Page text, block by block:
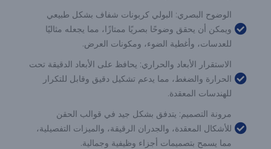
الوضوح البصري: البولي كربونات شفاف بشكل طبيعي
ويمكن أن يحقق وضوحًا بصريًا ممتازًا، مما يجعله مثاليًا
للعدسات، وأغطية الضوء، ومكونات العرض.
الاستقرار الأبعاد والحراري: يحافظ على الأبعاد الدقيقة تحت
الحرارة والضغط، مما يدعم تشكيل دقيق وقابل للتكرار
للهندسات المعقدة.
مرونة التصميم: يتدفق بشكل جيد في قوالب الحقن
للأشكال المعقدة، والجدران الرقيقة، والميزات التفصيلية،
مما يسمح بتصميمات أجزاء وظيفية وجمالية.